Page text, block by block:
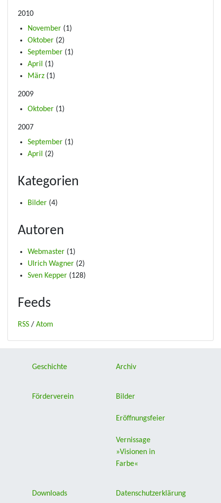
2010
November (1)
Oktober (2)
September (1)
April
(1)
März (1)
2009
Oktober (1)
2007
September (1)
April
(2)
Kategorien
Bilder (4)
Autoren
Webmaster (1)
Ulrich Wagner (2)
Sven Kepper (128)
Feeds
RSS / Atom
Geschichte Archiv
Förderverein Bilder
Eröffnungsfeier
Vernissage
»Visionen in
Farbe«
Downloads Datenschutzerklärung